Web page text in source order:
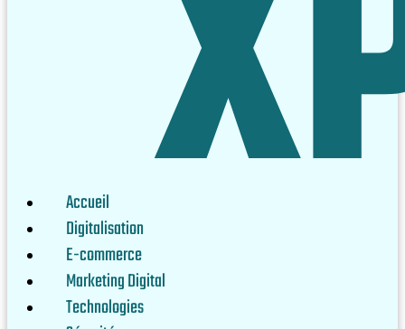
Accueil
Digitalisation
E-commerce
Marketing Digital
Technologies